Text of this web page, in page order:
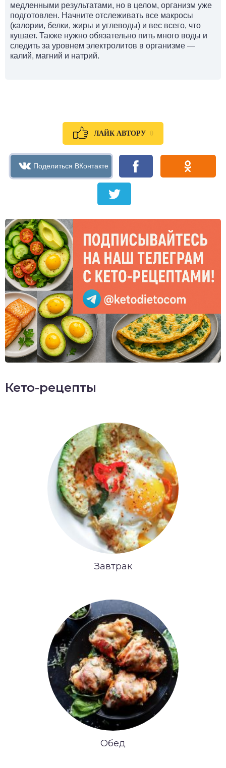
медленными результатами, но в целом, организм уже
подготовлен. Начните отслеживать все макросы
(калории, белки, жиры и углеводы) и вес всего, что
кушает. Также нужно обязательно пить много воды и
следить за уровнем электролитов в организме —
калий, магний и натрий.
ЛАЙК АВТОРУ 0
Кето-рецепты
Завтрак
Обед